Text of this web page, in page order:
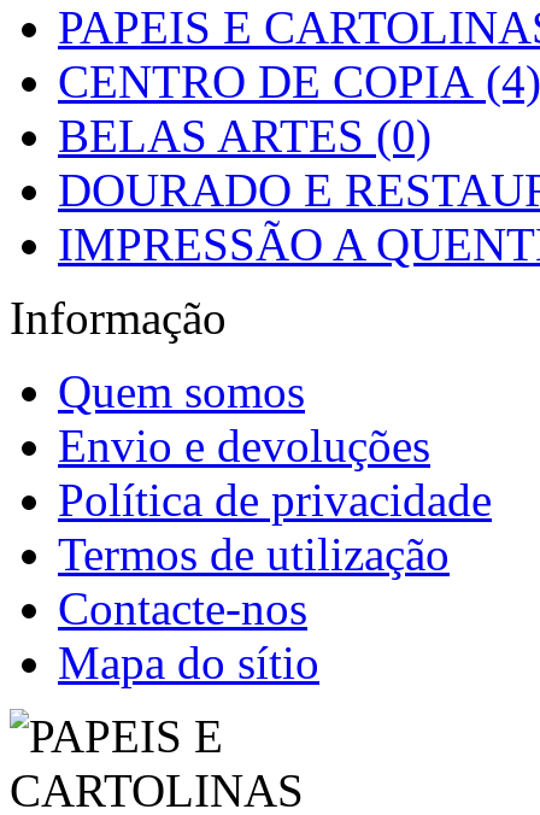
PAPEIS E
CENTRO DE COPIA (4)
BELAS ARTES (0)
DOURADO E
IMPRESSÃO A
Informação
Quem somos
Envio e devoluções
Política de privacidade
Termos de utilização
Contacte-nos
Mapa do sítio